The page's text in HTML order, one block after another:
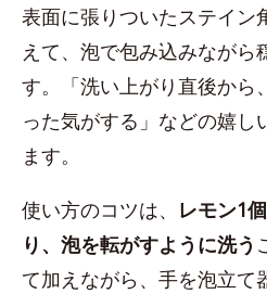
表面に張りついたステイ
えて、泡で包み込みながら
す。「洗い上がり直後から
った気がする」などの嬉し
ます。
使い方のコツは、 レモン1
り、泡を転がすように洗う
て加えながら、手を泡立て